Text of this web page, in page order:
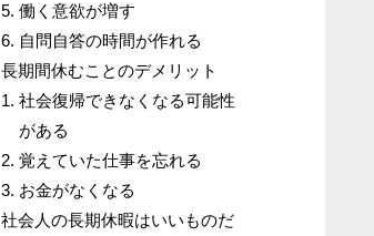
働く意欲が増す
自問自答の時間が作れる
長期間休むことのデメリット
社会復帰できなくなる可能性
がある
覚えていた仕事を忘れる
お金がなくなる
社会人の長期休暇はいいものだ